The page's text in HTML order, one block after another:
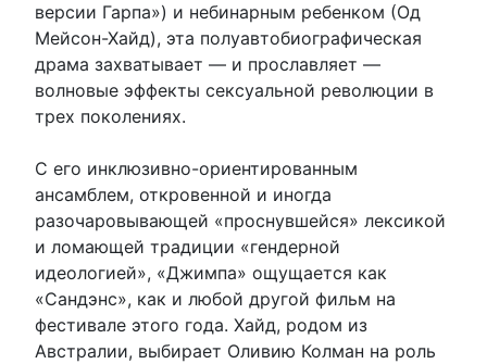
версии Гарпа») и небинарным ребенком (Од
Мейсон-Хайд), эта полуавтобиографическая
драма захватывает — и прославляет —
волновые эффекты сексуальной революции в
трех поколениях.
С его инклюзивно-ориентированным
ансамблем, откровенной и иногда
разочаровывающей «проснувшейся» лексикой
и ломающей традиции «гендерной
идеологией», «Джимпа» ощущается как
«Сандэнс», как и любой другой фильм на
фестивале этого года. Хайд, родом из
Австралии, выбирает Оливию Колман на роль